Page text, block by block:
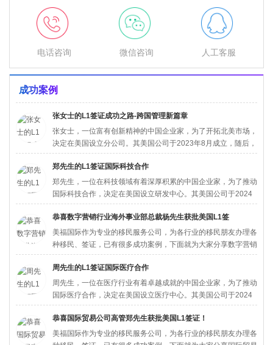
电话咨询 微信咨询 人工客服
成功案例
张女士的L1签证成功之路-跨国管理新篇章
张女士，一位富有创新精神的中国企业家，为了开拓北美市场，
决定在美国设立分公司。其美国公司于2023年8月成立，随后，
张女...
郑先生的L1签证国际科技合作
郑先生，一位在科技领域有着深厚积累的中国企业家，为了推动
国际科技合作，决定在美国设立研发中心。其美国公司于2024
年5月...
恭喜数字营销行业海外事业部总裁杨先生获批美国L1签
美福国际作为专业的移民服务公司，为各行业的移民朋友办理各
种移民、签证，已有很多成功案例，下面就为大家分享数字营销
行业海外...
周先生的L1签证国际医疗合作
周先生，一位在医疗行业有着卓越成就的中国企业家，为了推动
国际医疗合作，决定在美国设立医疗中心。其美国公司于2024
年3月...
恭喜国际贸易公司高管郑先生获批美国L1签证！
美福国际作为专业的移民服务公司，为各行业的移民朋友办理各